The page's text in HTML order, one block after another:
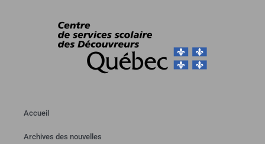
Accueil
Archives des nouvelles